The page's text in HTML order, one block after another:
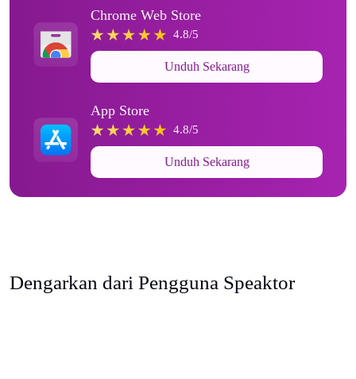
Chrome Web Store
4.8/5
Unduh Sekarang
App Store
4.8/5
Unduh Sekarang
Dengarkan dari Pengguna Speaktor